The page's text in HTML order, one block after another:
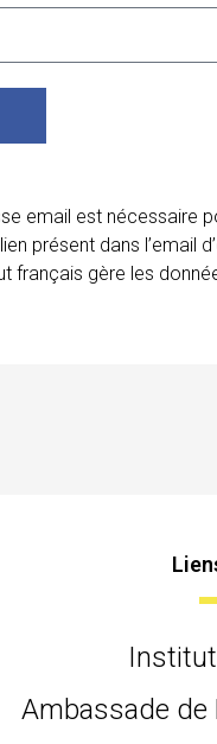
email est nécessaire
présent dans l’email
français gère les
Ambassade de